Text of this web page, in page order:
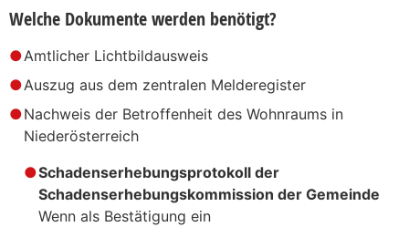
Welche Dokumente werden benötigt?
Amtlicher Lichtbildausweis
Auszug aus dem zentralen Melderegister
Nachweis der Betroffenheit des Wohnraums in
Niederösterreich
Schadenserhebungsprotokoll der
Schadenserhebungskommission der Gemeinde
Wenn als Bestätigung ein